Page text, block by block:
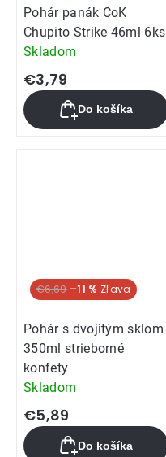
Pohár panák CoK
Chupito Strike 46ml 6ks
Skladom
€3,79
Do košíka
€6,69 –11 %
Pohár s dvojitým sklom
350ml strieborné
konfety
Skladom
€5,89
Do košíka